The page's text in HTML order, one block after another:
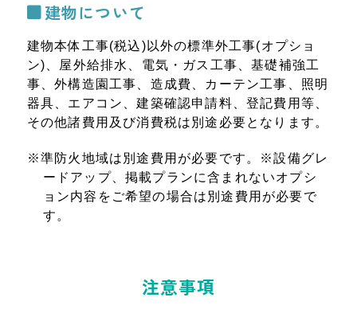
建物について
建物本体工事(税込)以外の標準外工事(オプショ
ン)、屋外給排水、電気・ガス工事、基礎補強工
事、外構造園工事、造成費、カーテン工事、照明
器具、エアコン、建築確認申請料、登記費用等、
その他諸費用及び消費税は別途必要となります。
※準防火地域は別途費用が必要です。※設備グレ
ードアップ、掲載プランに含まれないオプシ
ョン内容をご希望の場合は別途費用が必要で
す。
注意事項